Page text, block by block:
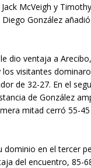
McVeigh y
González
dio ventaja a
visitantes
de 32-27. En el
de González
mitad cerró 55-
dominio en el tercer
del encuentro, 85-